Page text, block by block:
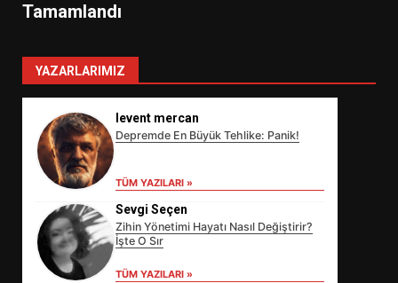
Tamamlandı
YAZARLARIMIZ
levent mercan
Depremde En Büyük Tehlike: Panik!
TÜM YAZILARI »
Sevgi Seçen
Zihin Yönetimi Hayatı Nasıl Değiştirir?
İşte O Sır
TÜM YAZILARI »